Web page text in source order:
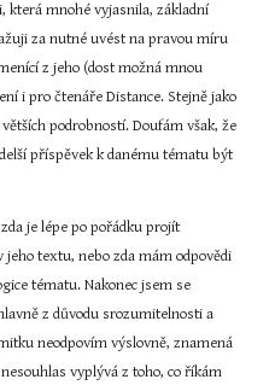
která mnohé vyjasnila, základní
za nutné uvést na pravou míru
z jeho (dost možná mnou
i pro čtenáře Distance. Stejně jako
podrobností. Doufám však, že
příspěvek k danému tématu být
je lépe po pořádku projít
textu, nebo zda mám odpovědi
tématu. Nakonec jsem se
z důvodu srozumitelnosti a
neodpovím výslovně, znamená
vyplývá z toho, co říkám